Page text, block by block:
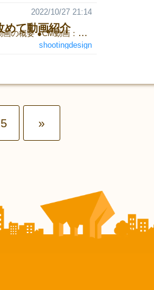
て動画紹介 戦略型脱出サバイバルゲームZoLa 取り置き予約 各動画の概要 ●CM動画：ZoLaでのカードゲームがどのような動きをするのか、イメージの紹介動画です。 ●準備動画：ゲームを始める前に、どのような準備をするのかを具体的に動画にしてあります。 ●HowToPlay動画：最初のターンで、どのようにゲームを進めていくのかを、分り易く動画にしました。テキストだけよりもやはり分り易いですね。 ●48～49ターン目動画：最終ターンへ向けての動画です。長くなりすぎたので、切ったのですが、あんまり意味なかったですかね。雰囲気把握用にどうぞ。 ●50ターン～クリアまで動画：悲劇に見舞われたクリア動画となっております。数ターン前に予測できた事を、きちんと考えなかった為に起きた失敗要素込みのクリア動画です。だいぶゲームの内容が分かると思います。
2022/10/27 21:14
shootingdesign
»